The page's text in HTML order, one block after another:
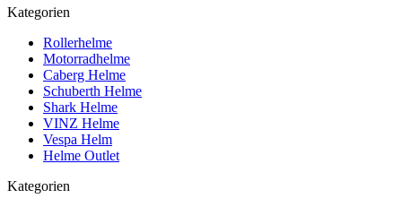
Kategorien
Rollerhelme
Motorradhelme
Caberg Helme
Schuberth Helme
Shark Helme
VINZ Helme
Vespa Helm
Helme Outlet
Kategorien